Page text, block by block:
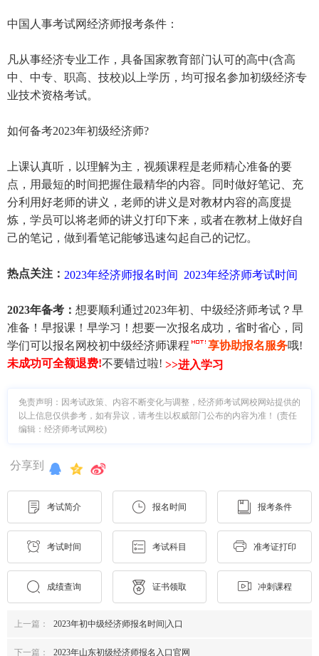
中国人事考试网经济师报考条件：
凡从事经济专业工作，具备国家教育部门认可的高中(含高
中、中专、职高、技校)以上学历，均可报名参加初级经济专
业技术资格考试。
如何备考2023年初级经济师?
上课认真听，以理解为主，视频课程是老师精心准备的要
点，用最短的时间把握住最精华的内容。同时做好笔记、充
分利用好老师的讲义，老师的讲义是对教材内容的高度提
炼，学员可以将老师的讲义打印下来，或者在教材上做好自
己的笔记，做到看笔记能够迅速勾起自己的记忆。
热点关注： 2023年经济师报名时间 2023年经济师考试时间
2023年备考： 想要顺利通过2023年初、中级经济师考试？早
准备！早报课！早学习！想要一次报名成功，省时省心，同
学们可以报名网校初中级经济师课程
享协助报名服务哦!
未成功可全额退费!不要错过啦! >>进入学习
免责声明：因考试政策、内容不断变化与调整，经济师考试网校网站提供的
以上信息仅供参考，如有异议，请考生以权威部门公布的内容为准！ (责任
编辑：经济师考试网校)
分享到
考试简介 报名时间 报考条件
考试时间 考试科目 准考证打印
成绩查询 证书领取 冲刺课程
上一篇： 2023年初中级经济师报名时间|入口
下一篇： 2023年山东初级经济师报名入口官网